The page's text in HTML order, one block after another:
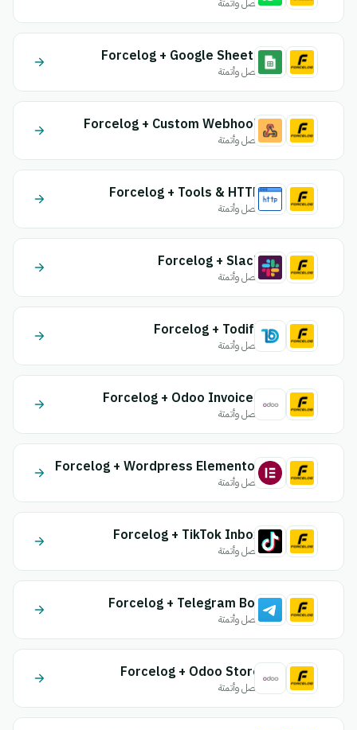
اتصل وأتمتة
Forcelog + Google Sheets
اتصل وأتمتة
Forcelog + Custom Webhook
اتصل وأتمتة
Forcelog + Tools & HTTP
اتصل وأتمتة
Forcelog + Slack
اتصل وأتمتة
Forcelog + Todify
اتصل وأتمتة
Forcelog + Odoo Invoices
اتصل وأتمتة
Forcelog + Wordpress Elementor
اتصل وأتمتة
Forcelog + TikTok Inbox
اتصل وأتمتة
Forcelog + Telegram Bot
اتصل وأتمتة
Forcelog + Odoo Store
اتصل وأتمتة